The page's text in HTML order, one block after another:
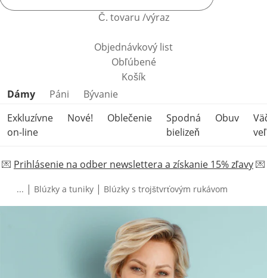
Č. tovaru /výraz
Objednávkový list
Obľúbené
Košík
Preskočiť kategórie produktov
Dámy Páni
Bývanie
Exkluzívne
on-line
Nové! Oblečenie
Spodná
bielizeň
Obuv
💌 Prihlásenie na odber newslettera a získanie 15% zľavy💌
... | Blúzky a tuniky | Blúzky s trojštvrťovým rukávom